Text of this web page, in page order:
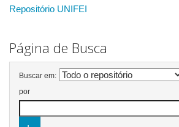
Repositório UNIFEI
Página de Busca
Buscar em:
por